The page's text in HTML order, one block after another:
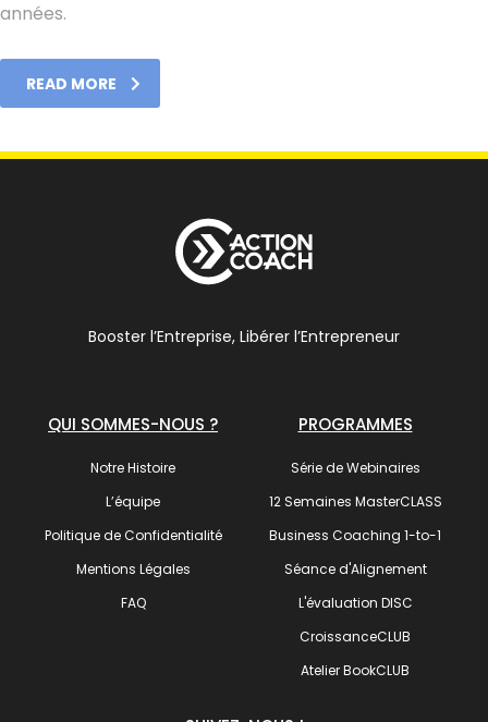
années.
READ MORE
Booster l’Entreprise, Libérer l’Entrepreneur
QUI SOMMES-NOUS ?
Notre Histoire
L’équipe
Politique de Confidentialité
Mentions Légales
FAQ
PROGRAMMES
Série de Webinaires
12 Semaines MasterCLASS
Business Coaching 1-to-1
Séance d'Alignement
L'évaluation DISC
CroissanceCLUB
Atelier BookCLUB